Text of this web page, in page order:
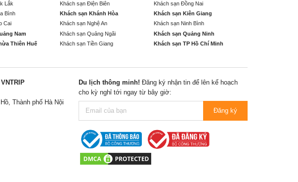
Lắk Khách sạn Điện Biên
Khách sạn Đồng Nai
Bình Khách sạn Khánh Hòa
Khách sạn Kiên Giang
Cai Khách sạn Nghệ An
Khách sạn Ninh Bình
Nam Khách sạn Quảng Ngãi
Khách sạn Quảng Ninh
Thiên Huế Khách sạn Tiền Giang
Khách sạn TP Hồ Chí Minh
Thành phố Hà Nội
Du lịch thông minh! Đăng ký nhận tin để lên kế hoạch
cho kỳ nghỉ tới ngay từ bây giờ:
Đăng ký